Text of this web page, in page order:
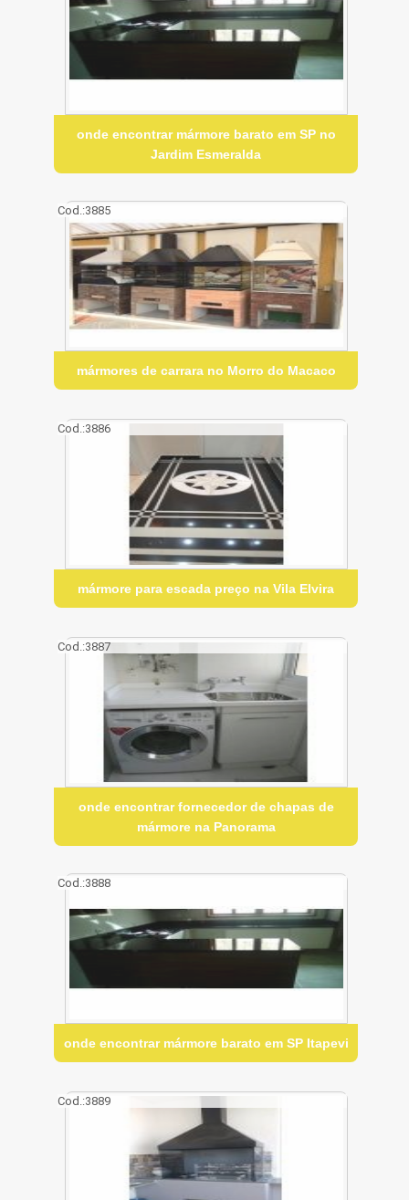
onde encontrar mármore barato em SP no
Jardim Esmeralda
Cod.:3885
mármores de carrara no Morro do Macaco
Cod.:3886
mármore para escada preço na Vila Elvira
Cod.:3887
onde encontrar fornecedor de chapas de
mármore na Panorama
Cod.:3888
onde encontrar mármore barato em SP Itapevi
Cod.:3889